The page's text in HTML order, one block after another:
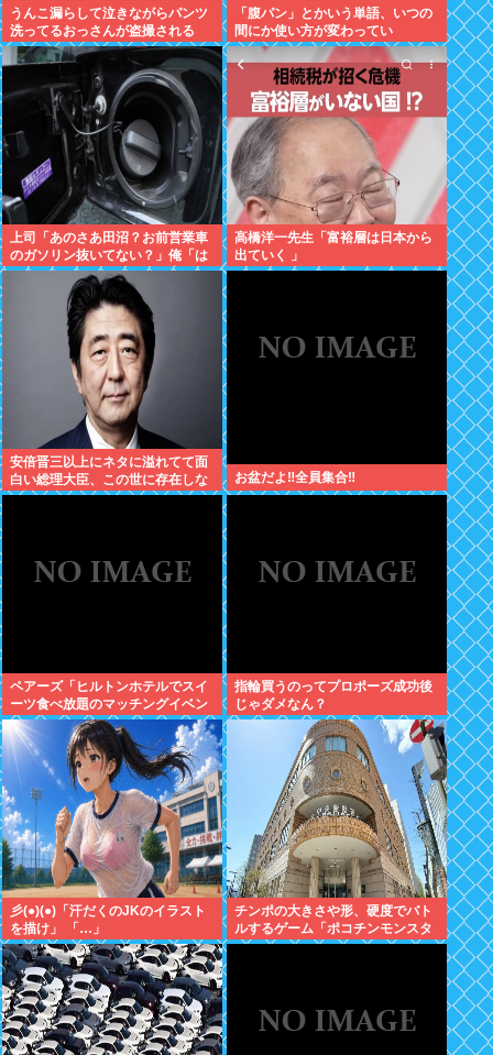
うんこ漏らして泣きながらパンツ
洗ってるおっさんが盗撮される
「腹パン」とかいう単語、いつの
間にか使い方が変わってい
た・・・・・
上司「あのさあ田沼？お前営業車
のガソリン抜いてない？」俺「は
ぁ？どういうことすか？」上司
「自分の車に入れ替えたりしてな
い？？」⇒結果ｗｗ
高橋洋一先生「富裕層は日本から
出ていく 」
安倍晋三以上にネタに溢れてて面
白い総理大臣、この世に存在しな
い説www
お盆だよ‼全員集合‼
ペアーズ「ヒルトンホテルでスイ
ーツ食べ放題のマッチングイベン
トやるぞ。女2500円男7000円
な」→女だけ埋まるwww
指輪買うのってプロポーズ成功後
じゃダメなん？
彡(●)(●)「汗だくのJKのイラスト
を描け」 「…」
チンポの大きさや形、硬度でバト
ルするゲーム「ポコチンモンスタ
ー」を作ろうと思う